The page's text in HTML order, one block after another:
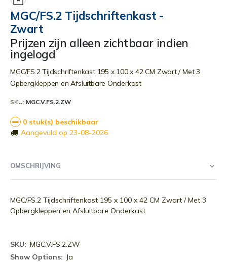
begin
van
de
afbeeldingen-
gallerij
MGC/FS.2 Tijdschriftenkast -
Zwart
Prijzen zijn alleen zichtbaar indien
ingelogd
MGC/FS.2 Tijdschriftenkast 195 x 100 x 42 CM Zwart / Met 3
Opbergkleppen en Afsluitbare Onderkast
SKU MGC.V.FS.2.ZW
0 stuk(s) beschikbaar
Aangevuld op 23-08-2026
OMSCHRIJVING
MGC/FS.2 Tijdschriftenkast 195 x 100 x 42 CM Zwart / Met 3
Opbergkleppen en Afsluitbare Onderkast
Meer
informatie
MGC.V.FS.2.ZW
Ja